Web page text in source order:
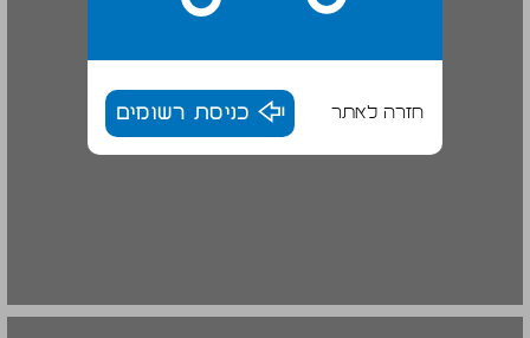
חזרה לאתר כניסת רשומים